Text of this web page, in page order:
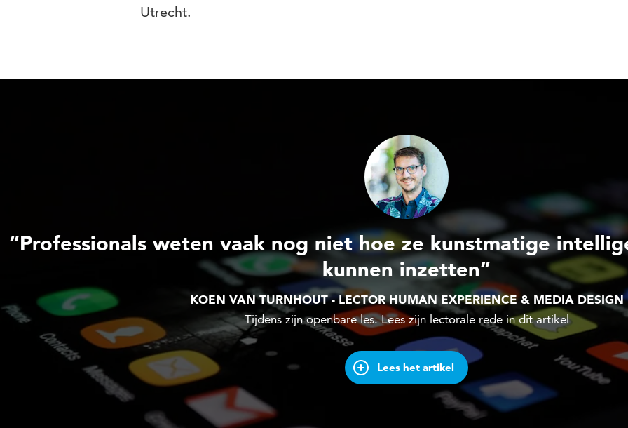
Utrecht.
“Professionals weten vaak nog niet hoe ze kunstmatige
kunnen inzetten”
KOEN VAN TURNHOUT - LECTOR HUMAN EXPERIENCE & MEDIA DESIGN
Tijdens zijn openbare les. Lees zijn lectorale rede in dit artikel
Lees het artikel